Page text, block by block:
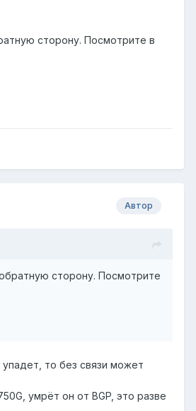
сторону. Посмотрите в
Автор
сторону. Посмотрите
то без связи может
умрёт он от BGP, это разве